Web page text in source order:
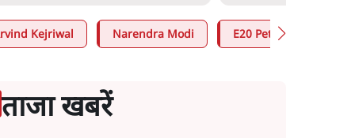
Kejriwal Narendra Modi E20 Petrol Controversy
ताजा खबरें